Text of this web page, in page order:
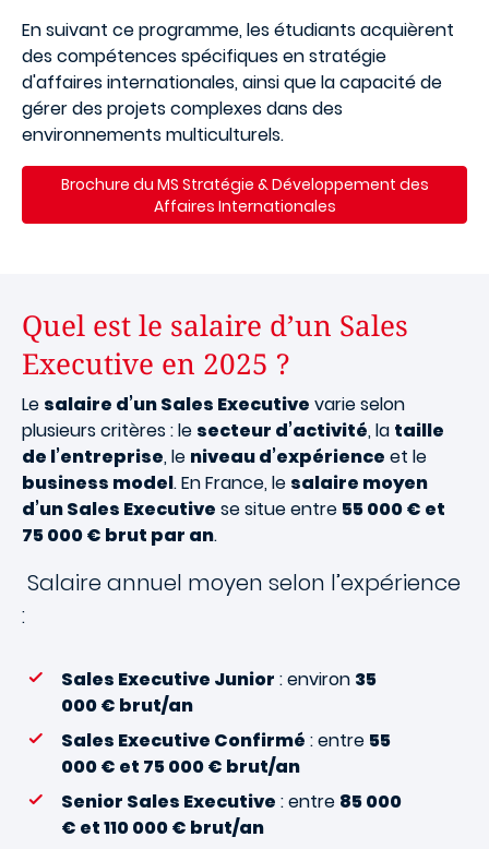
En suivant ce programme, les étudiants acquièrent
des compétences spécifiques en stratégie
d'affaires internationales, ainsi que la capacité de
gérer des projets complexes dans des
environnements multiculturels.
Brochure du MS Stratégie & Développement des
Affaires Internationales
Quel est le salaire d’un Sales
Executive en 2025 ?
Le salaire d’un Sales Executive varie selon
plusieurs critères : le secteur d’activité, la taille
de l’entreprise, le niveau d’expérience et le
business model. En France, le salaire moyen
d’un Sales Executive se situe entre 55 000 € et
75 000 € brut par an.
Salaire annuel moyen selon l’expérience
:
Sales Executive Junior : environ 35
000 € brut/an
Sales Executive Confirmé : entre 55
000 € et 75 000 € brut/an
Senior Sales Executive : entre 85 000
€ et 110 000 € brut/an